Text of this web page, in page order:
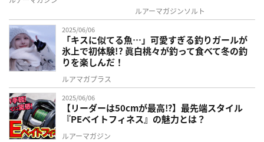
ルアーマガジンソルト
2025/06/06
「キスに似てる魚…」可愛すぎる釣りガールが
氷上で初体験!? 眞白桃々が釣って食べて冬の釣
りを楽しんだ！
ルアマガプラス
2025/06/06
【リーダーは50cmが最高⁉】最先端スタイル
『PEベイトフィネス』の魅力とは？
ルアーマガジン